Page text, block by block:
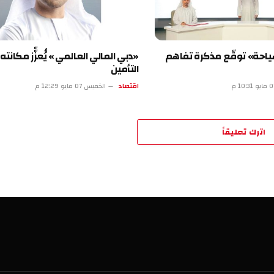
توقّع مذكرة تفاهم «دبي المالي العالمي » يُُعزّّز مكانته في
التأمين
الخميس 07 مايو 12:29 م
تعليقاً